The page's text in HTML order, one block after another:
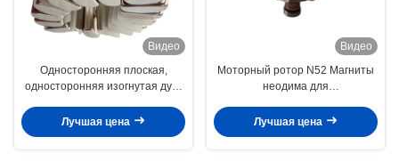
Видео
Односторонняя плоская,
односторонняя изогнутая дуга
Лучшая цена
Видео
Моторный ротор N52 Магниты
неодима для
Лучшая цена